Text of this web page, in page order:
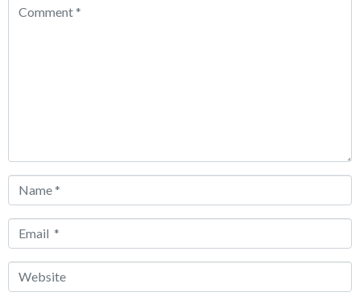
Comment
Name
Email
Website